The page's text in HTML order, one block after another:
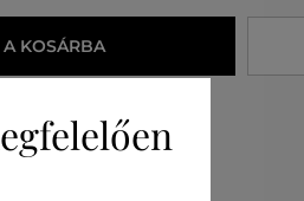
A KOSÁRBA